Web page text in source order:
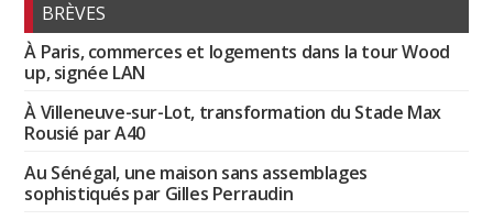
BRÈVES
À Paris, commerces et logements dans la tour Wood
up, signée LAN
À Villeneuve-sur-Lot, transformation du Stade Max
Rousié par A40
Au Sénégal, une maison sans assemblages
sophistiqués par Gilles Perraudin